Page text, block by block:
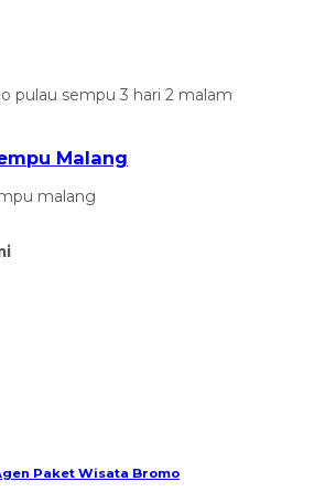
Malang
malang
Paket Wisata Bromo